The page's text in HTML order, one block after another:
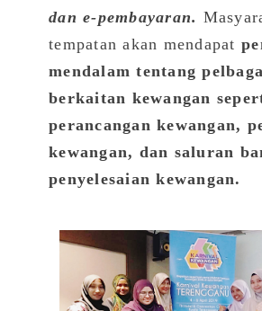
dan e-pembayaran.
tempatan akan mendapat
mendalam tentang
berkaitan kewangan
perancangan kewangan,
kewangan, dan saluran
penyelesaian kewangan.